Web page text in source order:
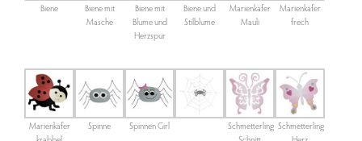
Biene
Biene mit
Masche
Biene mit
Blume und
Herzspur
Biene und
Stilblume
Marienkäfer
Mauli
Marienkäfer
frech
Marienkäfer
Spinne Spinnen Girl
Schmetterling Schmetterling